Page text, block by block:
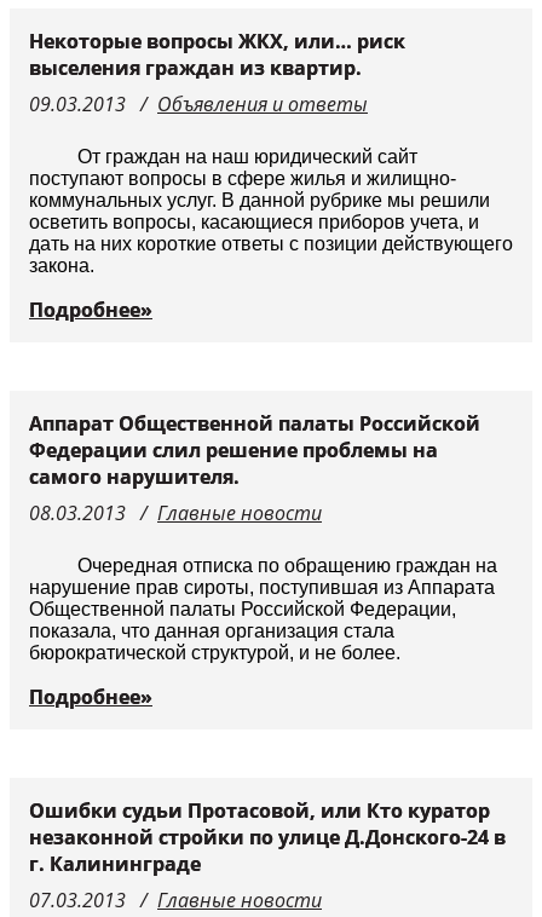
Некоторые вопросы ЖКХ, или… риск
выселения граждан из квартир.
09.03.2013
Объявления и ответы
От граждан на наш юридический сайт
поступают вопросы в сфере жилья и жилищно-
коммунальных услуг. В данной рубрике мы решили
осветить вопросы, касающиеся приборов учета, и
дать на них короткие ответы с позиции действующего
закона.
Подробнее»
Аппарат Общественной палаты Российской
Федерации слил решение проблемы на
самого нарушителя.
08.03.2013
Главные новости
Очередная отписка по обращению граждан на
нарушение прав сироты, поступившая из Аппарата
Общественной палаты Российской Федерации,
показала, что данная организация стала
бюрократической структурой, и не более.
Подробнее»
Ошибки судьи Протасовой, или Кто куратор
незаконной стройки по улице Д.Донского-24 в
г. Калининграде
07.03.2013
Главные новости